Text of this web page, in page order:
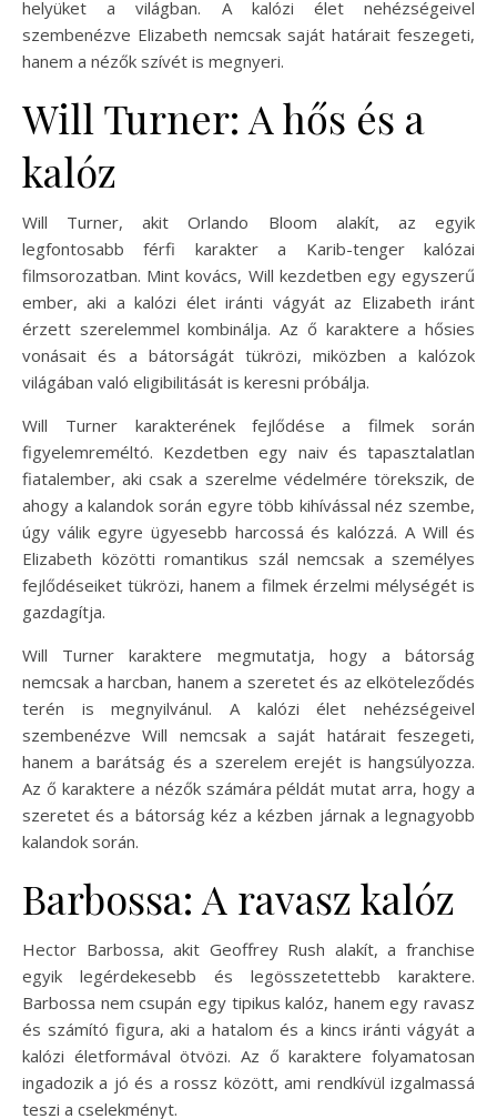
helyüket a világban. A kalózi élet nehézségeivel
szembenézve Elizabeth nemcsak saját határait feszegeti,
hanem a nézők szívét is megnyeri.
Will Turner: A hős és a
kalóz
Will Turner, akit Orlando Bloom alakít, az egyik
legfontosabb férfi karakter a Karib-tenger kalózai
filmsorozatban. Mint kovács, Will kezdetben egy egyszerű
ember, aki a kalózi élet iránti vágyát az Elizabeth iránt
érzett szerelemmel kombinálja. Az ő karaktere a hősies
vonásait és a bátorságát tükrözi, miközben a kalózok
világában való eligibilitását is keresni próbálja.
Will Turner karakterének fejlődése a filmek során
figyelemreméltó. Kezdetben egy naiv és tapasztalatlan
fiatalember, aki csak a szerelme védelmére törekszik, de
ahogy a kalandok során egyre több kihívással néz szembe,
úgy válik egyre ügyesebb harcossá és kalózzá. A Will és
Elizabeth közötti romantikus szál nemcsak a személyes
fejlődéseiket tükrözi, hanem a filmek érzelmi mélységét is
gazdagítja.
Will Turner karaktere megmutatja, hogy a bátorság
nemcsak a harcban, hanem a szeretet és az elköteleződés
terén is megnyilvánul. A kalózi élet nehézségeivel
szembenézve Will nemcsak a saját határait feszegeti,
hanem a barátság és a szerelem erejét is hangsúlyozza.
Az ő karaktere a nézők számára példát mutat arra, hogy a
szeretet és a bátorság kéz a kézben járnak a legnagyobb
kalandok során.
Barbossa: A ravasz kalóz
Hector Barbossa, akit Geoffrey Rush alakít, a franchise
egyik legérdekesebb és legösszetettebb karaktere.
Barbossa nem csupán egy tipikus kalóz, hanem egy ravasz
és számító figura, aki a hatalom és a kincs iránti vágyát a
kalózi életformával ötvözi. Az ő karaktere folyamatosan
ingadozik a jó és a rossz között, ami rendkívül izgalmassá
teszi a cselekményt.